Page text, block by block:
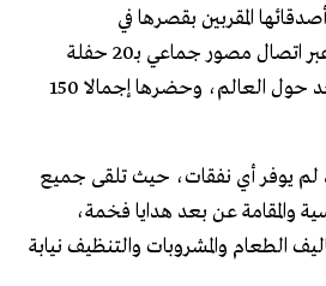
المقربين بقصرها في
ميخاس بإسبانيا، وربطت عبر اتصال مصور جماعي بـ20 حفلة
صغيرة أقيمت في وقت واحد حول العالم، وحضرها إجمالا 150
يوفر أي نفقات، حيث تلقى جميع
والمقامة عن بعد هدايا فخمة،
الطعام والمشروبات والتنظيف نيابة